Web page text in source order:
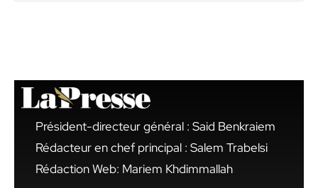
Président-directeur général : Said Benkraiem
Rédacteur en chef principal : Salem Trabelsi
Rédaction Web: Mariem Khdimmallah